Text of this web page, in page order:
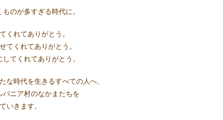
のが多すぎる時代に。
くれてありがとう。
てくれてありがとう。
てくれてありがとう。
な時代を生きるすべての人へ、
バニア村のなかまたちを
いきます。